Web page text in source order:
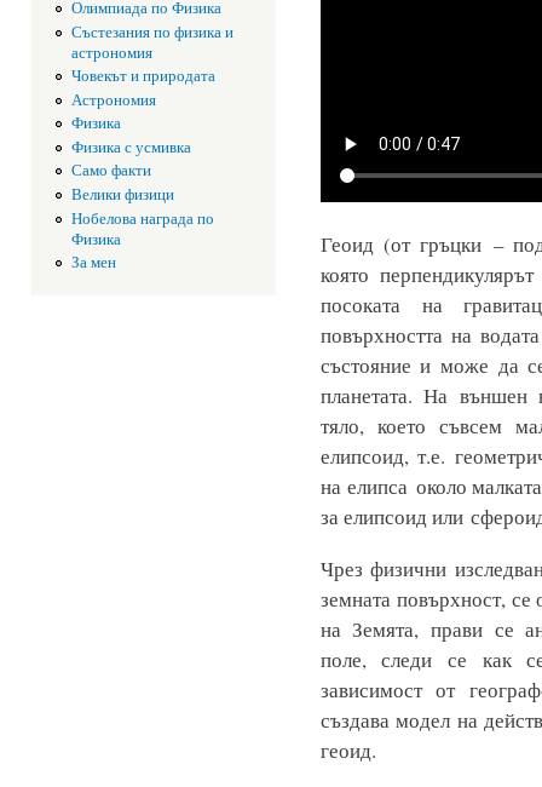
Олимпиада по Физика
Състезания по физика и
астрономия
Човекът и природата
Астрономия
Физика
Физика с усмивка
Само факти
Велики физици
Нобелова награда по
Физика
За мен
Геоид (от гръцки –
която
посоката на
повърхността на
състояние и може да
планетата. На външен
тяло, което съвсем
елипсоид, т.е.
на елипса около
за елипсоид или
Чрез физични
земната повърхност, се
на Земята, прави се
поле, следи се как
зависимост от
създава модел на
геоид.